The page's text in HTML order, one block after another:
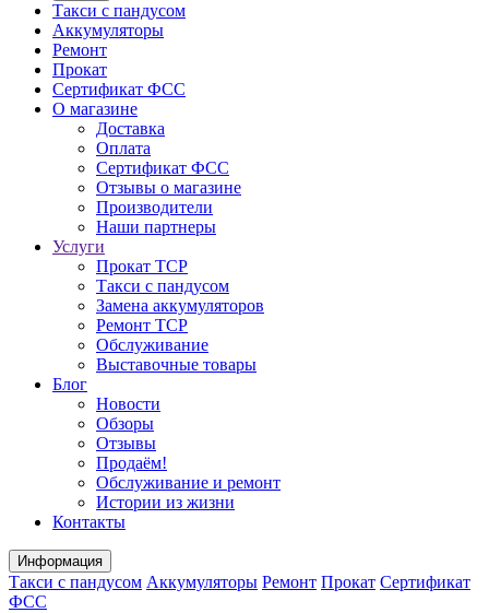
Такси с пандусом
Аккумуляторы
Ремонт
Прокат
Сертификат ФСС
О магазине
Доставка
Оплата
Сертификат ФСС
Отзывы о магазине
Производители
Наши партнеры
Услуги
Прокат ТСР
Такси с пандусом
Замена аккумуляторов
Ремонт ТСР
Обслуживание
Выставочные товары
Блог
Новости
Обзоры
Отзывы
Продаём!
Обслуживание и ремонт
Истории из жизни
Контакты
Информация
Такси с пандусом Аккумуляторы Ремонт Прокат Сертификат
ФСС